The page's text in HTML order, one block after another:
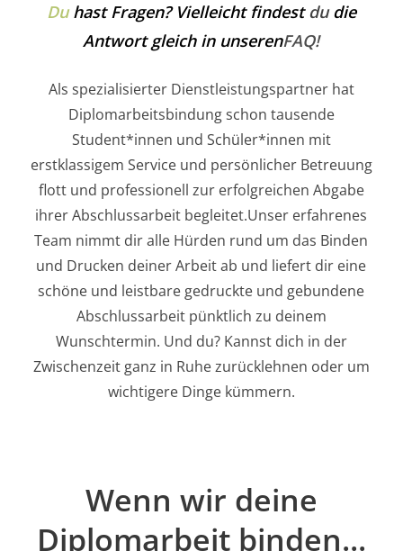
Duhast Fragen? Vielleicht findestdudie
Antwort gleich in unserenFAQ!
Als spezialisierter Dienstleistungspartner hat
Diplomarbeitsbindung schon tausende
Student*innen und Schüler*innen mit
erstklassigem Service und persönlicher Betreuung
flott und professionell zur erfolgreichen Abgabe
ihrer Abschlussarbeit begleitet.Unser erfahrenes
Team nimmt dir alle Hürden rund um das Binden
und Drucken deiner Arbeit ab und liefert dir eine
schöne und leistbare gedruckte und gebundene
Abschlussarbeit pünktlich zu deinem
Wunschtermin. Und du? Kannst dich in der
Zwischenzeit ganz in Ruhe zurücklehnen oder um
wichtigere Dinge kümmern.
Wenn wir deine
Diplomarbeit binden...